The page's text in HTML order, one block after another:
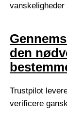
den
Trustpilot
verificere